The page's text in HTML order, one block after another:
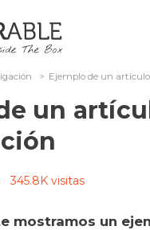
> Ejemplo de un
un
345.8K visitas
mostramos un